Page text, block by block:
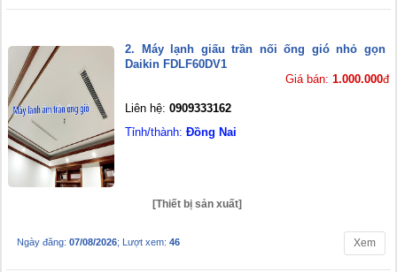
2. Máy lạnh giấu trần nối ống gió nhỏ gọn
Daikin FDLF60DV1
Giá bán: 1.000.000đ
Liên hệ: 0909333162
Tỉnh/thành: Đồng Nai
[Thiết bị sản xuất]
Ngày đăng: 07/08/2026; Lượt xem: 46 Xem